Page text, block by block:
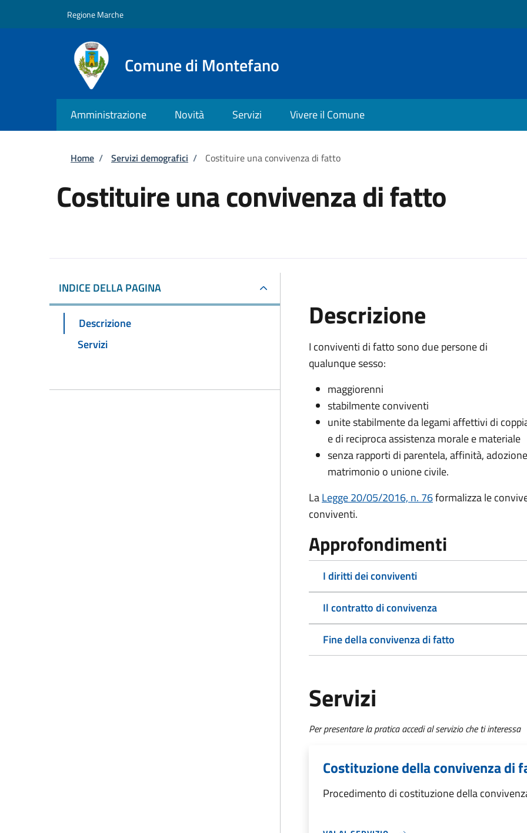
Regione Marche
Comune di Montefano
Amministrazione Novità Servizi Vivere il Comune
Briciole di pane
Home / Servizi demografici / Costituire una convivenza di fatto
Costituire una convivenza di fatto
INDICE DELLA PAGINA
Descrizione
Servizi
Descrizione
I conviventi di fatto sono due persone di
qualunque sesso:
maggiorenni
stabilmente conviventi
unite stabilmente da legami affettivi di
e di reciproca assistenza morale e materiale
senza rapporti di parentela, affinità,
matrimonio o unione civile.
LaLegge 20/05/2016, n. 76formalizza le
conviventi.
Approfondimenti
I diritti dei conviventi
Il contratto di convivenza
Fine della convivenza di fatto
Servizi
Per presentare la pratica accedi al servizio che ti interessa
Costituzione della convivenza di
Procedimento di costituzione della